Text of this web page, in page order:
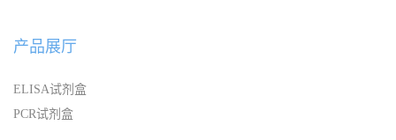
产品展厅
ELISA试剂盒
PCR试剂盒